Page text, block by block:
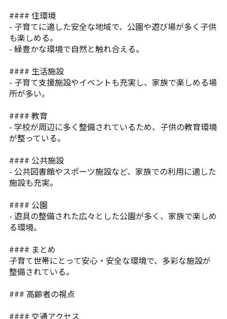
#### 住環境
- 子育てに適した安全な地域で、公園や遊び場が多く子供
も楽しめる。
- 緑豊かな環境で自然と触れ合える。
#### 生活施設
- 子育て支援施設やイベントも充実し、家族で楽しめる場
所が多い。
#### 教育
- 学校が周辺に多く整備されているため、子供の教育環境
が整っている。
#### 公共施設
- 公共図書館やスポーツ施設など、家族での利用に適した
施設も充実。
#### 公園
- 遊具の整備された広々とした公園が多く、家族で楽しめ
る環境。
#### まとめ
子育て世帯にとって安心・安全な環境で、多彩な施設が
整備されている。
### 高齢者の視点
#### 交通アクセス